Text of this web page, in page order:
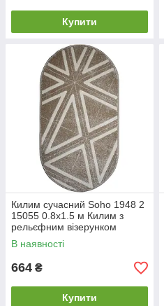
Купити
Килим сучасний Soho 1948 2
15055 0.8х1.5 м Килим з
рельєфним візерунком
В наявності
664 ₴
Купити